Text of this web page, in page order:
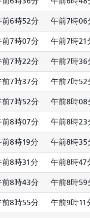
前6時52分 午前7時06
前7時07分 午前7時21
前7時22分 午前7時36
前7時37分 午前7時52
前7時52分 午前8時08
前8時07分 午前8時23
前8時19分 午前8時35
前8時31分 午前8時47
前8時43分 午前8時59
前8時55分 午前9時11